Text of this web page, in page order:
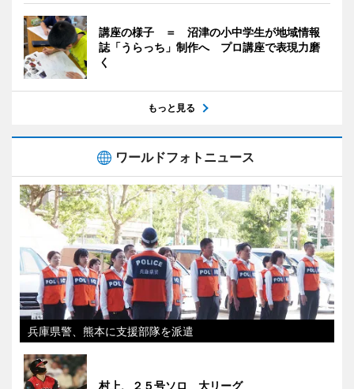
講座の様子 ＝ 沼津の小中学生が地域情報
誌「うらっち」制作へ プロ講座で表現力磨
く
もっと見る
ワールドフォトニュース
兵庫県警、熊本に支援部隊を派遣
村上、２５号ソロ 大リーグ